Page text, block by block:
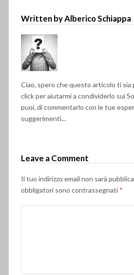
Written by Alberico Schiappa
Ciao, spero che questo articolo ti sia
click per aiutarmi a condividerlo sui
puoi, di commentarlo con le tue
suggerimenti...
Leave a Comment
Il tuo indirizzo email non sarà
obbligatori sono contrassegnati *